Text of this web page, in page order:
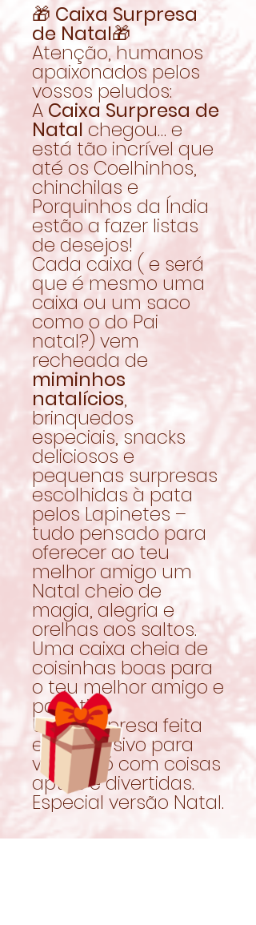
🎁 Caixa Surpresa
de Natal🎁
Atenção, humanos
apaixonados pelos
vossos peludos:
A Caixa Surpresa de
Natal chegou… e
está tão incrível que
até os Coelhinhos,
chinchilas e
Porquinhos da Índia
estão a fazer listas
de desejos!
Cada caixa ( e será
que é mesmo uma
caixa ou um saco
como o do Pai
natal?) vem
recheada de
miminhos
natalícios,
brinquedos
especiais, snacks
deliciosos e
pequenas surpresas
escolhidas à pata
pelos Lapinetes –
tudo pensado para
oferecer ao teu
melhor amigo um
Natal cheio de
magia, alegria e
orelhas aos saltos.
Uma caixa cheia de
coisinhas boas para
o teu melhor amigo e
para ti!
Uma surpresa feita
em exclusivo para
vocês, só com coisas
aptas e divertidas.
Especial versão Natal.